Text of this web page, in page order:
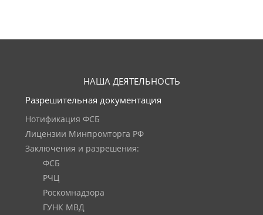
НАША ДЕЯТЕЛЬНОСТЬ
Разрешительная документация
Нотификация ФСБ
Лицензии Минпромторга РФ
Заключения и разрешения:
ФСБ
РЧЦ
Роскомнадзора
ГУНК МВД